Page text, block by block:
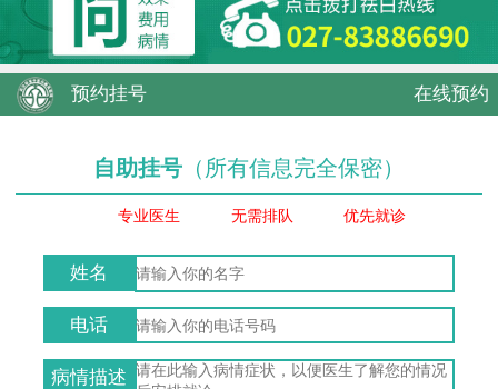
预约挂号 在线预约
自助挂号 （所有信息完全保密）
专业医生 无需排队 优先就诊
姓名
电话
病情描述